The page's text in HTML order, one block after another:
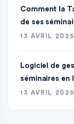
Comment la
de ses
13 AVRIL 2025
Logiciel de
séminaires en
13 AVRIL 2025